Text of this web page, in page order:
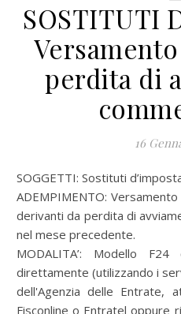
SOSTITUTI
perdita di
16
SOGGETTI: Sostituti
ADEMPIMENTO:
derivanti da perdita di
nel mese precedente.
MODALITA’: Modello F24
direttamente (utilizzando i
dell'Agenzia delle Entrate,
Fisconline o Entratel oppure